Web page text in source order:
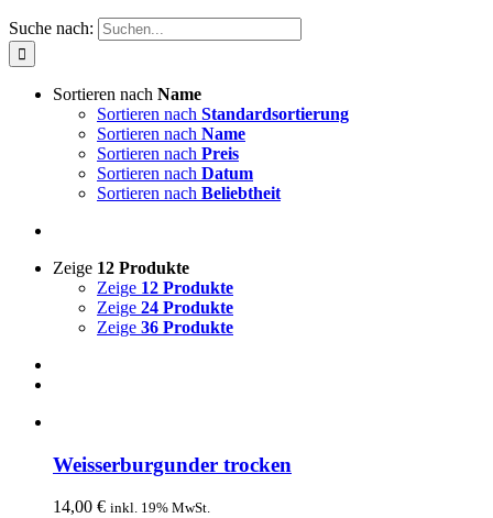
Suche nach:
Sortieren nach Name
Sortieren nach Standardsortierung
Sortieren nach Name
Sortieren nach Preis
Sortieren nach Datum
Sortieren nach Beliebtheit
Zeige 12 Produkte
Zeige 12 Produkte
Zeige 24 Produkte
Zeige 36 Produkte
Weisserburgunder trocken
14,00 € inkl. 19% MwSt.